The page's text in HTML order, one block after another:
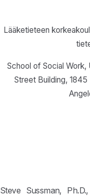
Lääketieteen
School of Social Work,
Street Building,
Steve Sussman,